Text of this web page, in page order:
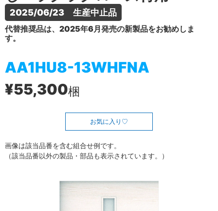
2025/06/23　生産中止品
代替推奨品は、2025年6月発売の新製品をお勧めしま
す。
AA1HU8-13WHFNA
¥55,300梱
お気に入り
画像は該当品番を含む組合せ例です。
（該当品番以外の製品・部品も表示されています。）